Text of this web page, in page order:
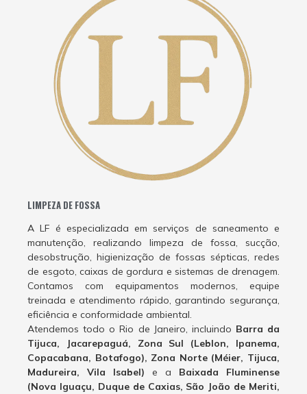
LIMPEZA DE FOSSA
A LF é especializada em serviços de saneamento e
manutenção, realizando limpeza de fossa, sucção,
desobstrução, higienização de fossas sépticas, redes
de esgoto, caixas de gordura e sistemas de drenagem.
Contamos com equipamentos modernos, equipe
treinada e atendimento rápido, garantindo segurança,
eficiência e conformidade ambiental.
Atendemos todo o Rio de Janeiro, incluindo Barra da
Tijuca, Jacarepaguá, Zona Sul (Leblon, Ipanema,
Copacabana, Botafogo), Zona Norte (Méier, Tijuca,
Madureira, Vila Isabel) e a Baixada Fluminense
(Nova Iguaçu, Duque de Caxias, São João de Meriti,